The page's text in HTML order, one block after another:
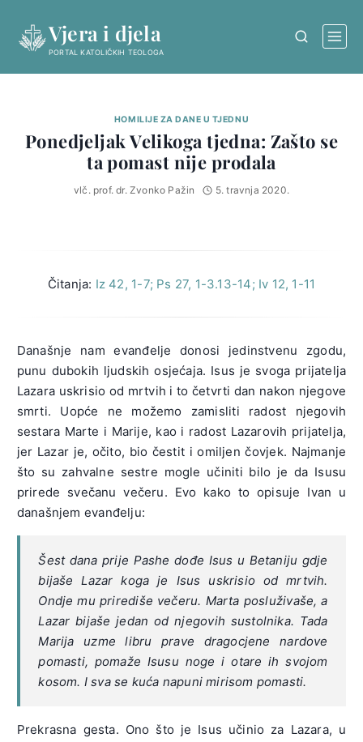
content
Vjera i djela
PORTAL KATOLIČKIH TEOLOGA
HOMILIJE ZA DANE U TJEDNU
Ponedjeljak Velikoga tjedna: Zašto se
ta pomast nije prodala
vlč. prof. dr. Zvonko Pažin 5. travnja 2020.
Čitanja: Iz 42, 1-7; Ps 27, 1-3.13-14; Iv 12, 1-11
Današnje nam evanđelje donosi jedinstvenu zgodu,
punu dubokih ljudskih osjećaja. Isus je svoga prijatelja
Lazara uskrisio od mrtvih i to četvrti dan nakon njegove
smrti. Uopće ne možemo zamisliti radost njegovih
sestara Marte i Marije, kao i radost Lazarovih prijatelja,
jer Lazar je, očito, bio čestit i omiljen čovjek. Najmanje
što su zahvalne sestre mogle učiniti bilo je da Isusu
prirede svečanu večeru. Evo kako to opisuje Ivan u
današnjem evanđelju:
Šest dana prije Pashe dođe Isus u Betaniju gdje
bijaše Lazar koga je Isus uskrisio od mrtvih.
Ondje mu prirediše večeru. Marta posluživaše, a
Lazar bijaše jedan od njegovih sustolnika. Tada
Marija uzme libru prave dragocjene nardove
pomasti, pomaže Isusu noge i otare ih svojom
kosom. I sva se kuća napuni mirisom pomasti.
Prekrasna gesta. Ono što je Isus učinio za Lazara, u